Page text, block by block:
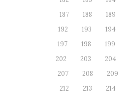
187
188 189
192
193 194
197
198 199
202
203 204
207
208 209
212
213 214